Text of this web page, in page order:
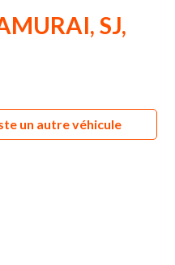
SJ,
un autre véhicule